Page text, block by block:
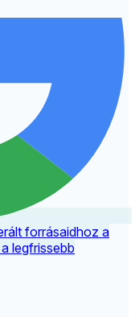
forrásaidhoz a
legfrissebb